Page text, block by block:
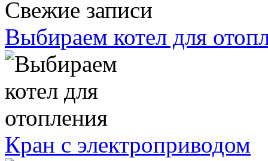
Свежие записи
Выбираем котел для
Кран с электроприводом